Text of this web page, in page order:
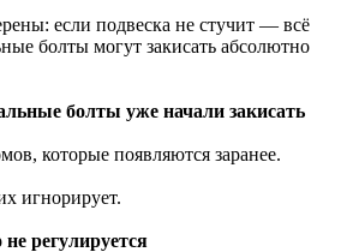
если подвеска не стучит — всё
болты могут закисать абсолютно
болты уже начали закисать
которые появляются заранее.
игнорирует.
регулируется